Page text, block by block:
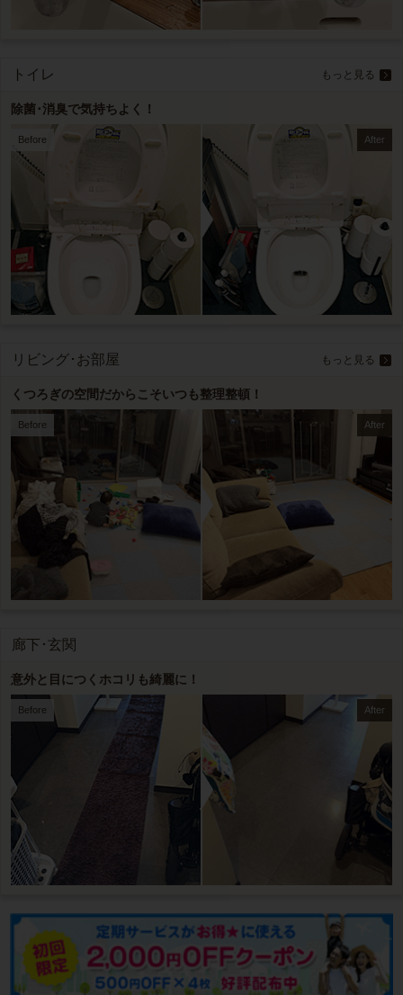
トイレ もっと見る
除菌･消臭で気持ちよく！
Before After
リビング･お部屋 もっと見る
くつろぎの空間だからこそいつも整理整頓！
Before After
廊下･玄関
意外と目につくホコリも綺麗に！
Before After